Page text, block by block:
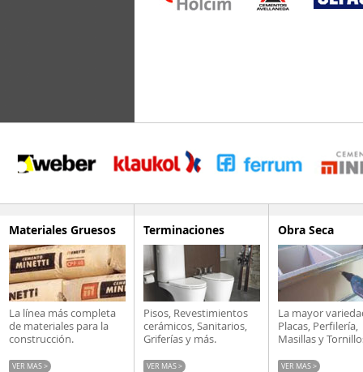
Materiales Gruesos
La línea más completa
de materiales para la
construcción.
VER MAS >
Terminaciones
Pisos, Revestimientos
cerámicos, Sanitarios,
Griferías y más.
VER MAS >
Obra Seca
La mayor
Placas, Perfilería,
Masillas y
VER MAS >